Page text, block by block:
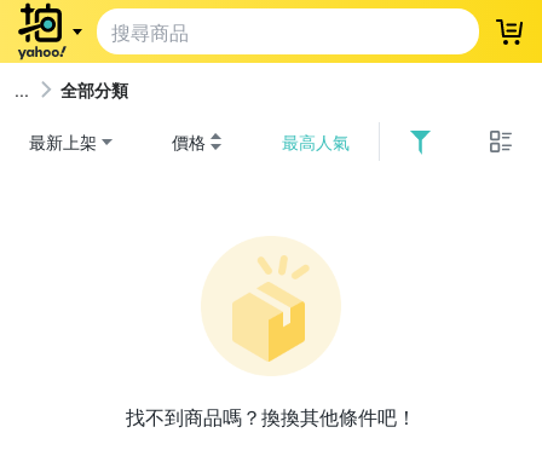
登
全部分類
最新上架 價格 最高人氣
找不到商品嗎？換換其他條件吧！